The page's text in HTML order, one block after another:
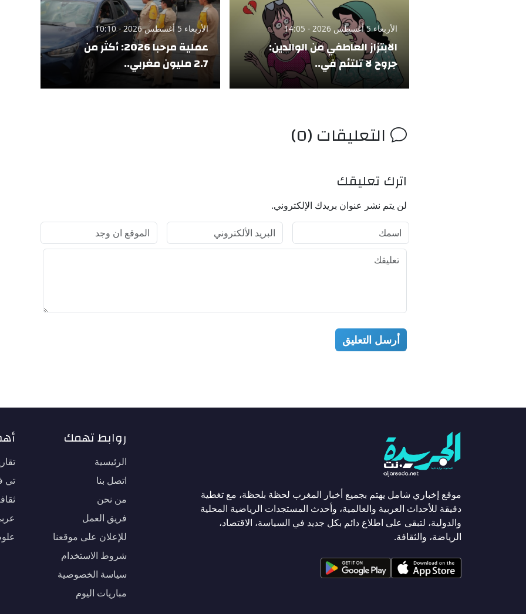
الأربعاء 5 أغسطس 2026 - 14:05
الابتزاز العاطفي من الوالدين:
جروح لا تلتئم في..
الأربعاء 5 أغسطس 2026 - 10:10
عملية مرحبا 2026: أكثر من
2.7 مليون مغربي..
التعليقات (0)
اترك تعليقك
لن يتم نشر عنوان بريدك الإلكتروني.
أرسل التعليق
موقع إخباري شامل يهتم بجميع أخبار المغرب لحظة بلحظة، مع تغطية
دقيقة للأحداث العربية والعالمية، وأحدث المستجدات الرياضية المحلية
والدولية، لتبقى على اطلاع دائم بكل جديد في السياسة، الاقتصاد،
الرياضة، والثقافة.
روابط تهمك
الرئيسية
اتصل بنا
من نحن
فريق العمل
للإعلان على موقعنا
شروط الاستخدام
سياسة الخصوصية
مباريات اليوم
تي